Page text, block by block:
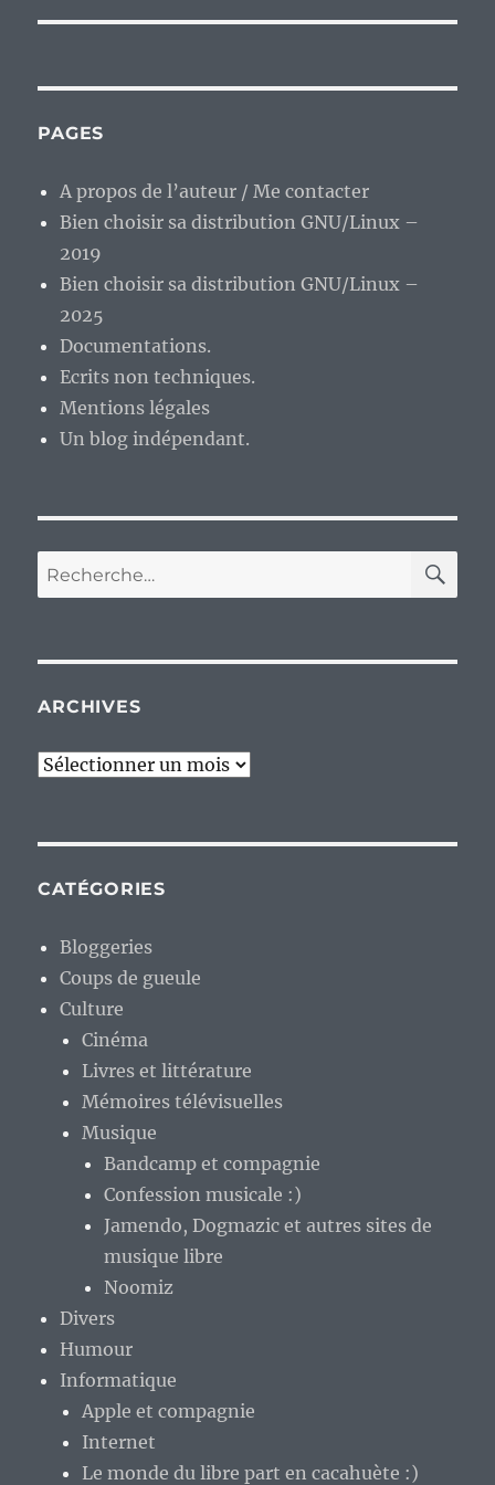
PAGES
A propos de l’auteur / Me contacter
Bien choisir sa distribution GNU/Linux –
2019
Bien choisir sa distribution GNU/Linux –
2025
Documentations.
Ecrits non techniques.
Mentions légales
Un blog indépendant.
Recherche
pour :
ARCHIVES
Archives
CATÉGORIES
Bloggeries
Coups de gueule
Culture
Cinéma
Livres et littérature
Mémoires télévisuelles
Musique
Bandcamp et compagnie
Confession musicale :)
Jamendo, Dogmazic et autres sites de
musique libre
Noomiz
Divers
Humour
Informatique
Apple et compagnie
Internet
Le monde du libre part en cacahuète :)